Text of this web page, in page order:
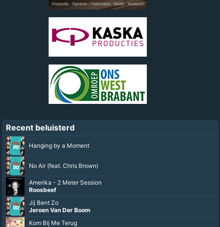
Recent beluisterd
Hanging by a Moment
No Air (feat. Chris Brown)
Amerika - 2 Meter Session
Roosbeef
Jij Bent Zo
Jeroen Van Der Boom
Kom Bij Me Terug